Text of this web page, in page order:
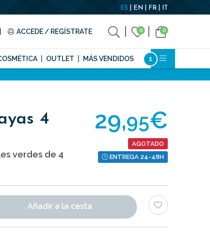
ES EN FR IT
ACCEDE / REGÍSTRATE 0 0
OUTLET MÁS VENDIDOS
4
verdes de 4
29,95€
AGOTADO
ENTREGA 24-48H
Añadir a la cesta